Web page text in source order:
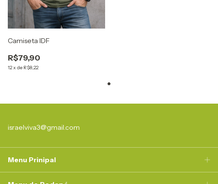
Camiseta IDF
R$79,90
12x de R$8,22
israelviva3@gmail.com
Menu Prinipal